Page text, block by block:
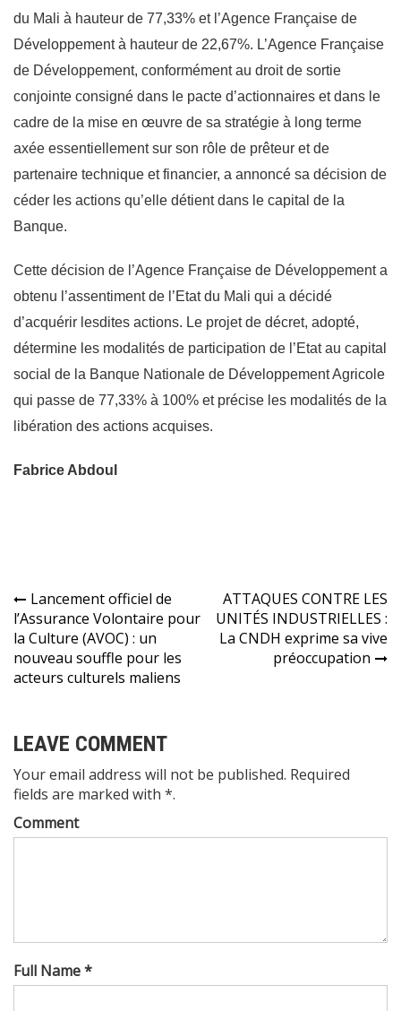
du Mali à hauteur de 77,33% et l’Agence Française de
Développement à hauteur de 22,67%. L’Agence Française
de Développement, conformément au droit de sortie
conjointe consigné dans le pacte d’actionnaires et dans le
cadre de la mise en œuvre de sa stratégie à long terme
axée essentiellement sur son rôle de prêteur et de
partenaire technique et financier, a annoncé sa décision de
céder les actions qu’elle détient dans le capital de la
Banque.
Cette décision de l’Agence Française de Développement a
obtenu l’assentiment de l’Etat du Mali qui a décidé
d’acquérir lesdites actions. Le projet de décret, adopté,
détermine les modalités de participation de l’Etat au capital
social de la Banque Nationale de Développement Agricole
qui passe de 77,33% à 100% et précise les modalités de la
libération des actions acquises.
Fabrice Abdoul
Navigation
de
l’article
Lancement officiel de
l’Assurance Volontaire pour
la Culture (AVOC) : un
nouveau souffle pour les
acteurs culturels maliens
ATTAQUES CONTRE LES
UNITÉS INDUSTRIELLES :
La CNDH exprime sa vive
préoccupation
LEAVE COMMENT
Your email address will not be published. Required
fields are marked with *.
Comment
Full Name *